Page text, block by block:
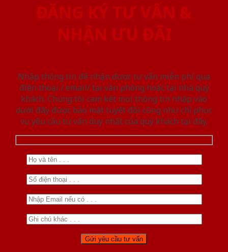
ĐĂNG KÝ TƯ VẤN &
NHẬN ƯU ĐÃI
Nhập thông tin để nhận được tư vấn miễn phí qua
điện thoại / email/ tại văn phòng hoặc tại nhà quý
khách. Chúng tôi cam kết mọi thông tin nhập vào
dưới đây được bảo mật tuyệt đối cũng như chỉ phục
vụ yêu cầu tư vấn duy nhất của quý khách tại đây.